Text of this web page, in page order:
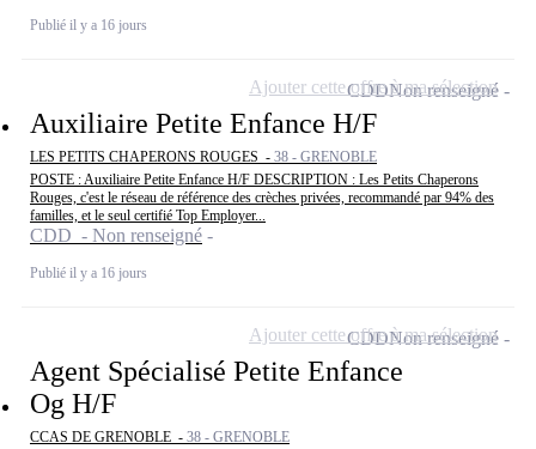
Publié il y a 16 jours
Auxiliaire Petite Enfance H/F
LES PETITS CHAPERONS ROUGES - 38 - GRENOBLE
POSTE : Auxiliaire Petite Enfance H/F DESCRIPTION : Les Petits Chaperons
Rouges, c'est le réseau de référence des crèches privées, recommandé par 94% des
familles, et le seul certifié Top Employer...
CDD - Non renseigné
Publié il y a 16 jours
CDDNon renseigné
Ajouter cette offre à ma sélection
Agent Spécialisé Petite Enfance
Og H/F
CCAS DE GRENOBLE - 38 - GRENOBLE
CDDNon renseigné
Ajouter cette offre à ma sélection